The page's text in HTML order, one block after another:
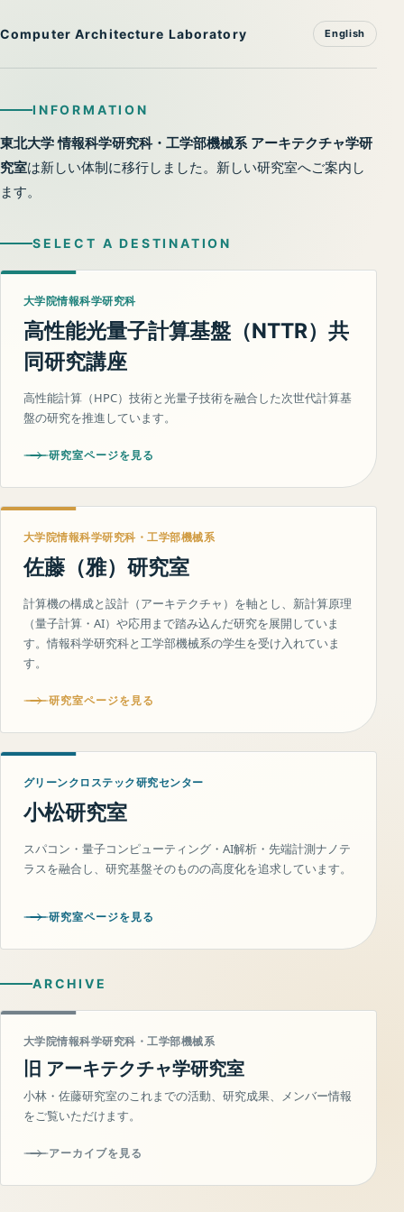
Computer Architecture Laboratory English
INFORMATION
東北大学 情報科学研究科・工学部機械系 アーキテクチャ学研
究室は新しい体制に移行しました。新しい研究室へご案内し
ます。
SELECT A DESTINATION
大学院情報科学研究科
高性能光量子計算基盤（NTTR）共
同研究講座
高性能計算（HPC）技術と光量子技術を融合した次世代計算基
盤の研究を推進しています。
研究室ページを見る
大学院情報科学研究科・工学部機械系
佐藤（雅）研究室
計算機の構成と設計（アーキテクチャ）を軸とし、新計算原理
（量子計算・AI）や応用まで踏み込んだ研究を展開していま
す。情報科学研究科と工学部機械系の学生を受け入れていま
す。
研究室ページを見る
グリーンクロステック研究センター
小松研究室
スパコン・量子コンピューティング・AI解析・先端計測ナノテ
ラスを融合し、研究基盤そのものの高度化を追求しています。
研究室ページを見る
ARCHIVE
大学院情報科学研究科・工学部機械系
旧 アーキテクチャ学研究室
小林・佐藤研究室のこれまでの活動、研究成果、メンバー情報
をご覧いただけます。
アーカイブを見る